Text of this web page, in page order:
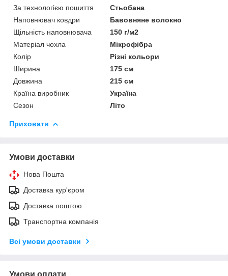
За технологією пошиття
Стьобана
Наповнювач ковдри
Бавовняне волокно
Щільність наповнювача
150 г/м2
Матеріал чохла
Мікрофібра
Колір
Різні кольори
Ширина
175 см
Довжина
215 см
Країна виробник
Україна
Сезон
Літо
Приховати
Умови доставки
Нова Пошта
Доставка кур'єром
Доставка поштою
Транспортна компанія
Всі умови доставки
Умови оплати